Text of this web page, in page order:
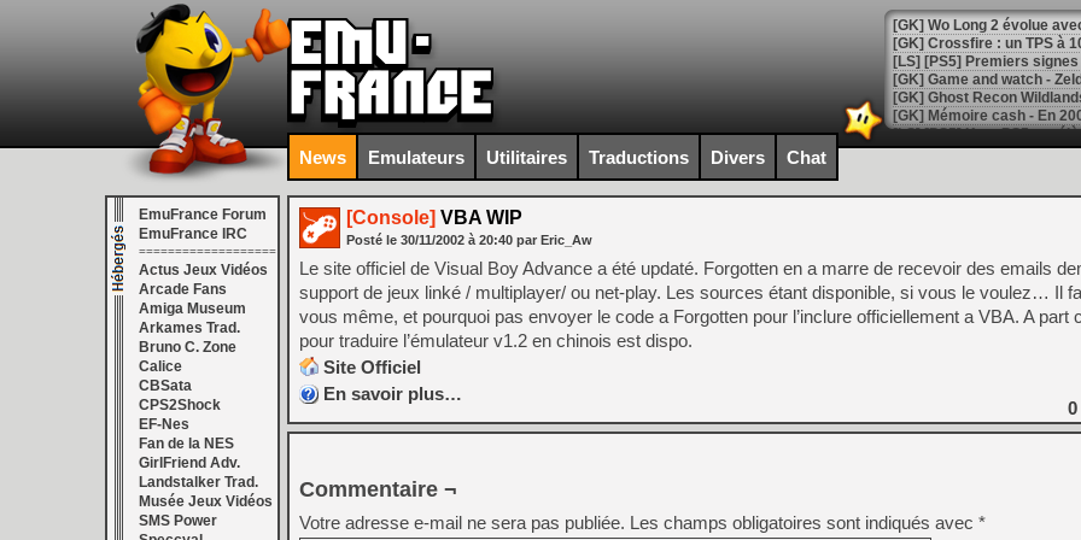
[GK] Wo Long 2 évolue
[GK] Crossfire : un TPS à
[LS] [PS5] Premiers
[Mo5] DOOM arrive en
[GK] Bethesda fête les 30
[GK] Roblox : l'action en
[GK] Agenda - GeForce
[GK] Devolver Digital en a
[LS] [PS5] ps5-y2jb-
[GK] Pourquoi Marvel
[GK] Test : Restory : Chill
[GK] GTA 6 : Rockstar
[GK] Hot Wheels Infinite
[GK] Mémoire cash -
[GK] Résultats Nintendo :
[GK] Déjà des
News Emulateurs Utilitaires Traductions Divers Chat
EmuFrance Forum
EmuFrance IRC
===================
Actus Jeux Vidéos
Arcade Fans
Amiga Museum
Arkames Trad.
Bruno C. Zone
Calice
CBSata
CPS2Shock
EF-Nes
Fan de la NES
GirlFriend Adv.
Landstalker Trad.
Musée Jeux Vidéos
SMS Power
[Console] VBA WIP
Posté le 30/11/2002 à 20:40 par Eric_Aw
Le site officiel de Visual Boy Advance a été updaté. Forgotten en a marre de recevoir des emails
support de jeux linké / multiplayer/ ou net-play. Les sources étant disponible, si vous le voulez… Il
vous même, et pourquoi pas envoyer le code a Forgotten pour l’inclure officiellement a VBA. A part
pour traduire l’émulateur v1.2 en chinois est dispo.
Site Officiel
En savoir plus…
0
Commentaire ¬
Votre adresse e-mail ne sera pas publiée. Les champs obligatoires sont indiqués avec *